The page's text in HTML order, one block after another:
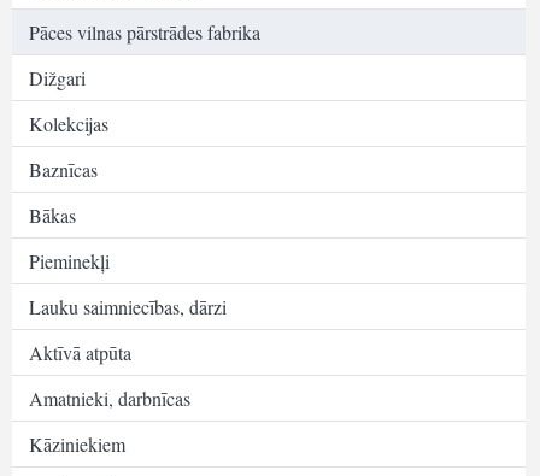
Pāces vilnas pārstrādes fabrika
Dižgari
Kolekcijas
Baznīcas
Bākas
Pieminekļi
Lauku saimniecības, dārzi
Aktīvā atpūta
Amatnieki, darbnīcas
Kāziniekiem